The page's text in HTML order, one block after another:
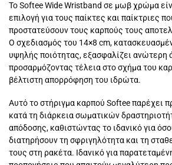
Το Softee Wide Wristband σε μωβ χρώμα
επιλογή για τους παίκτες και παίκτριες
προστατεύσουν τους καρπούς τους
Ο σχεδιασμός του 14×8 cm,
υψηλής ποιότητας, εξασφαλίζει ανώτερη
προσαρμόζοντας τέλεια στο σχήμα του
βέλτιστη απορρόφηση του ιδρώτα.
Αυτό το στήριγμα καρπού Softee παρέχει
κατά τη διάρκεια σωματικών
απόδοσης, καθιστώντας το ιδανικό για
διατηρήσουν τη σφριγηλότητα και τη
τους στη ρακέτα. Ιδανικό για